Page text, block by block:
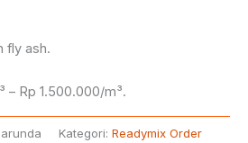
fly ash.
– Rp 1.500.000/m³.
Kategori: Readymix Order